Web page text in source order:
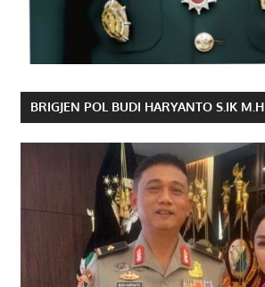
BRIGJEN POL BUDI HARYANTO S.IK M.H